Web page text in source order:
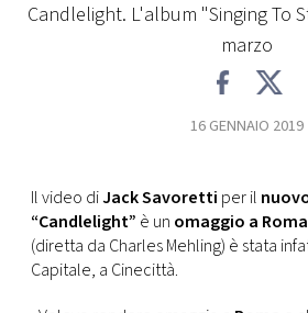
Candlelight. L'album "Singing To
marzo
16 GENNAIO 2019
Il video diJack Savoretti per il
“Candlelight” è un omaggio a
(diretta da Charles Mehling) è stata
Capitale, a Cinecittà.